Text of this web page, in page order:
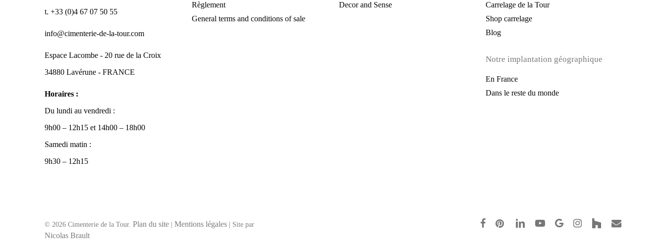
t. +33 (0)4 67 07 50 55
info@cimenterie-de-la-tour.com
Espace Lacombe - 20 rue de la Croix
34880 Lavérune - FRANCE
Horaires :
Du lundi au vendredi :
9h00 – 12h15 et 14h00 – 18h00
Samedi matin :
9h30 – 12h15
Règlement
General terms and conditions of sale
Decor and Sense
Carrelage de la Tour
Shop carrelage
Blog
Notre implantation géographique
En France
Dans le reste du monde
© 2026 Cimenterie de la Tour. Plan du site Mentions légales | Site par
Nicolas Brault
facebookpinterestlinkedinyoutubegoogle-instagram
houzz email